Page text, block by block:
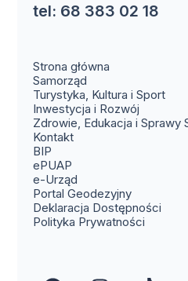
tel: 68 383 02 18
Strona główna
Samorząd
Turystyka, Kultura i Sport
Inwestycja i Rozwój
Zdrowie, Edukacja i Sprawy
Kontakt(otwiera się w
BIP
ePUAP
e-Urząd
Portal Geodezyjny(otwiera
Deklaracja Dostępności
Polityka Prywatności